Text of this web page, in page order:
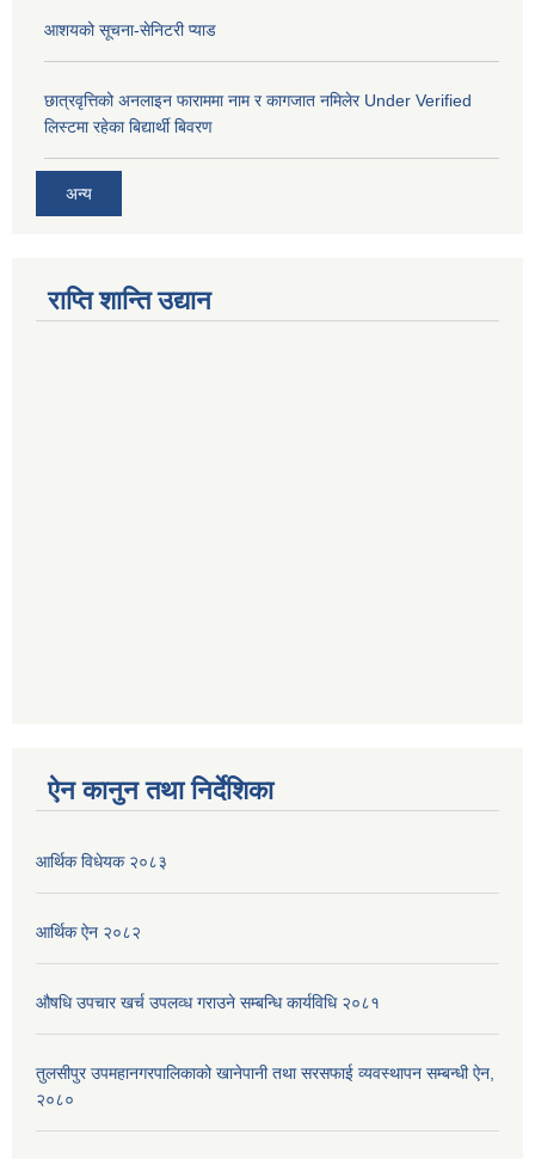
आशयको सूचना-सेनिटरी प्याड
छात्रवृत्तिको अनलाइन फाराममा नाम र कागजात नमिलेर Under Verified
लिस्टमा रहेका बिद्यार्थी बिवरण
अन्य
राप्ति शान्ति उद्यान
ऐन कानुन तथा निर्देशिका
आर्थिक विधेयक २०८३
आर्थिक ऐन २०८२
औषधि उपचार खर्च उपलव्ध गराउने सम्बन्धि कार्यविधि २०८१
तुलसीपुर उपमहानगरपालिकाको खानेपानी तथा सरसफाई व्यवस्थापन सम्बन्धी ऐन,
२०८०